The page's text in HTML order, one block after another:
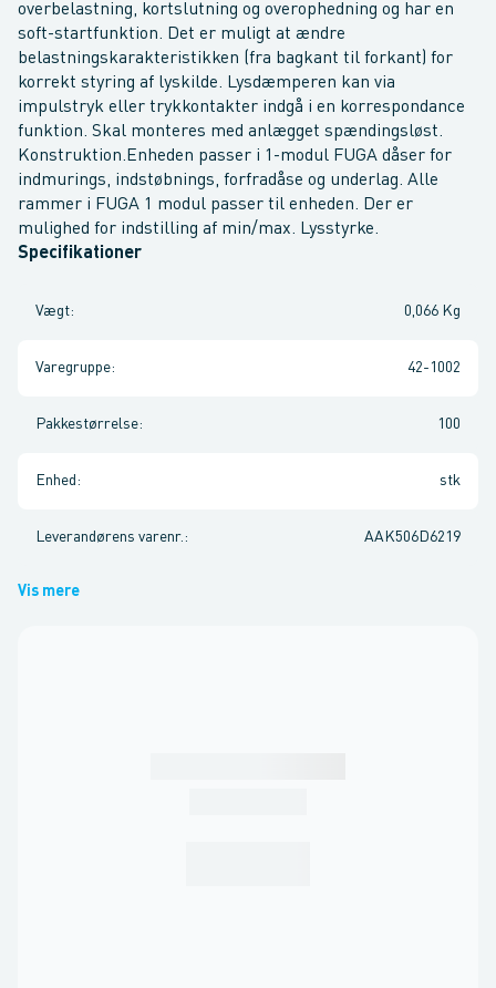
overbelastning, kortslutning og overophedning og har en
soft-startfunktion. Det er muligt at ændre
belastningskarakteristikken (fra bagkant til forkant) for
korrekt styring af lyskilde. Lysdæmperen kan via
impulstryk eller trykkontakter indgå i en korrespondance
funktion. Skal monteres med anlægget spændingsløst.
Konstruktion.Enheden passer i 1-modul FUGA dåser for
indmurings, indstøbnings, forfradåse og underlag. Alle
rammer i FUGA 1 modul passer til enheden. Der er
mulighed for indstilling af min/max. Lysstyrke.
Specifikationer
Vægt: 0,066 Kg
Varegruppe: 42-1002
Pakkestørrelse: 100
Enhed : stk
Leverandørens varenr. : AAK506D6219
Vis mere